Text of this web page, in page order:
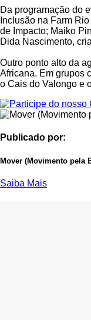
Da programação do
Inclusão na Farm
de Impacto; Maiko
Dida Nascimento,
Outro ponto alto da
Africana. Em grupos
o Cais do Valongo e
Publicado por:
Mover (Movimento pela
Saiba Mais